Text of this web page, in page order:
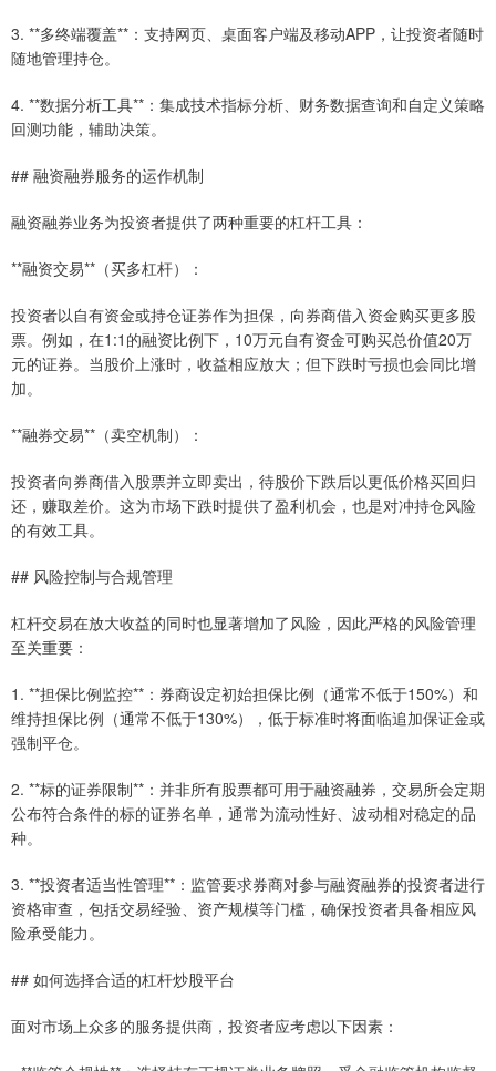
3. **多终端覆盖**：支持网页、桌面客户端及移动APP，让投资者随时
随地管理持仓。
4. **数据分析工具**：集成技术指标分析、财务数据查询和自定义策略
回测功能，辅助决策。
## 融资融券服务的运作机制
融资融券业务为投资者提供了两种重要的杠杆工具：
**融资交易**（买多杠杆）：
投资者以自有资金或持仓证券作为担保，向券商借入资金购买更多股
票。例如，在1:1的融资比例下，10万元自有资金可购买总价值20万
元的证券。当股价上涨时，收益相应放大；但下跌时亏损也会同比增
加。
**融券交易**（卖空机制）：
投资者向券商借入股票并立即卖出，待股价下跌后以更低价格买回归
还，赚取差价。这为市场下跌时提供了盈利机会，也是对冲持仓风险
的有效工具。
## 风险控制与合规管理
杠杆交易在放大收益的同时也显著增加了风险，因此严格的风险管理
至关重要：
1. **担保比例监控**：券商设定初始担保比例（通常不低于150%）和
维持担保比例（通常不低于130%），低于标准时将面临追加保证金或
强制平仓。
2. **标的证券限制**：并非所有股票都可用于融资融券，交易所会定期
公布符合条件的标的证券名单，通常为流动性好、波动相对稳定的品
种。
3. **投资者适当性管理**：监管要求券商对参与融资融券的投资者进行
资格审查，包括交易经验、资产规模等门槛，确保投资者具备相应风
险承受能力。
## 如何选择合适的杠杆炒股平台
面对市场上众多的服务提供商，投资者应考虑以下因素：